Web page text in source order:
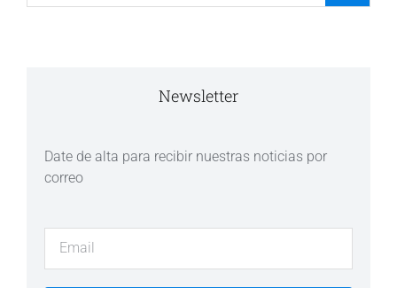
Newsletter
Date de alta para recibir nuestras noticias por
correo